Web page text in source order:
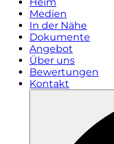
Medien
In der Nähe
Dokumente
Angebot
Über uns
Bewertungen
Kontakt